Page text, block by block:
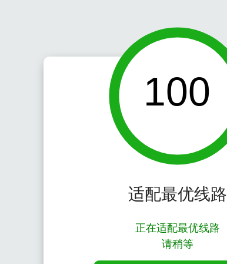
100
适配最优线路
正在适配最优线路
请稍等